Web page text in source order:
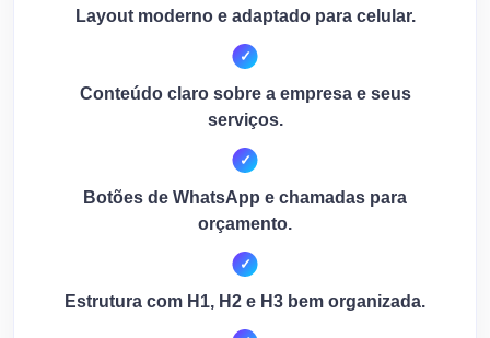
Layout moderno e adaptado para celular.
Conteúdo claro sobre a empresa e seus
serviços.
Botões de WhatsApp e chamadas para
orçamento.
Estrutura com H1, H2 e H3 bem organizada.